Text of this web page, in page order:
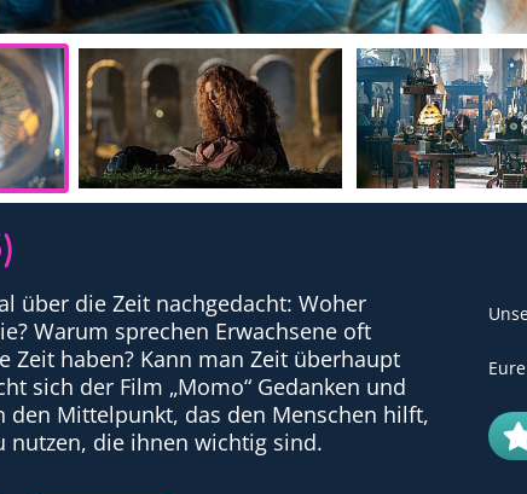
über die Zeit nachgedacht: Woher
Warum sprechen Erwachsene oft
Zeit haben? Kann man Zeit überhaupt
sich der Film „Momo“ Gedanken und
den Mittelpunkt, das den Menschen hilft,
nutzen, die ihnen wichtig sind.